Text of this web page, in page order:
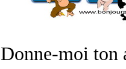
Donne-moi ton